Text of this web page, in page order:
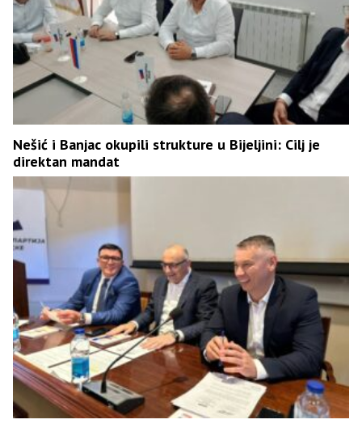
Nešić i Banjac okupili strukture u Bijeljini: Cilj je
direktan mandat